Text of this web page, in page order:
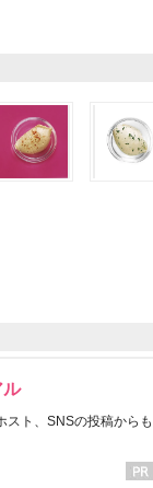
ル
スト、SNSの投稿からも